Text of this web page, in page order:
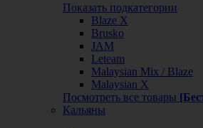
Показать подкатегории
Blaze X
Brusko
JAM
Leteam
Malaysian Mix / Blaze
Malaysian X
Посмотреть все товары
Кальяны